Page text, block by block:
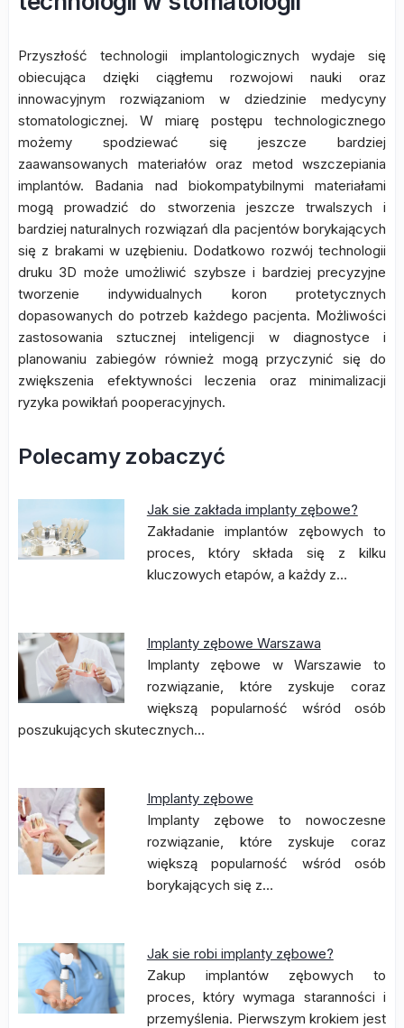
Przyszłość technologii implantologicznych wydaje się
obiecująca dzięki ciągłemu rozwojowi nauki oraz
innowacyjnym rozwiązaniom w dziedzinie medycyny
stomatologicznej. W miarę postępu technologicznego
możemy spodziewać się jeszcze bardziej
zaawansowanych materiałów oraz metod wszczepiania
implantów. Badania nad biokompatybilnymi materiałami
mogą prowadzić do stworzenia jeszcze trwalszych i
bardziej naturalnych rozwiązań dla pacjentów borykających
się z brakami w uzębieniu. Dodatkowo rozwój technologii
druku 3D może umożliwić szybsze i bardziej precyzyjne
tworzenie indywidualnych koron protetycznych
dopasowanych do potrzeb każdego pacjenta. Możliwości
zastosowania sztucznej inteligencji w diagnostyce i
planowaniu zabiegów również mogą przyczynić się do
zwiększenia efektywności leczenia oraz minimalizacji
ryzyka powikłań pooperacyjnych.
Polecamy zobaczyć
Jak sie zakłada implanty zębowe?
Zakładanie implantów zębowych to
proces, który składa się z kilku
kluczowych etapów, a każdy z…
Implanty zębowe Warszawa
Implanty zębowe w Warszawie to
rozwiązanie, które zyskuje coraz
większą popularność wśród osób
poszukujących skutecznych…
Implanty zębowe
Implanty zębowe to nowoczesne
rozwiązanie, które zyskuje coraz
większą popularność wśród osób
borykających się z…
Jak sie robi implanty zębowe?
Zakup implantów zębowych to
proces, który wymaga staranności i
przemyślenia. Pierwszym krokiem jest